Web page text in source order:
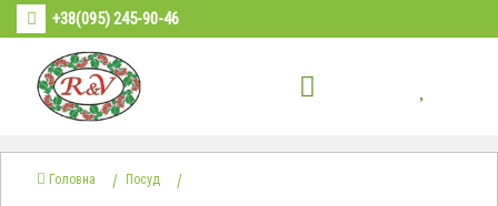
+38(095) 245-90-46
Головна Посуд